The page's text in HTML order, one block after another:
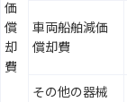
価
償
却
費
車両船舶減価
償却費
その他の器械